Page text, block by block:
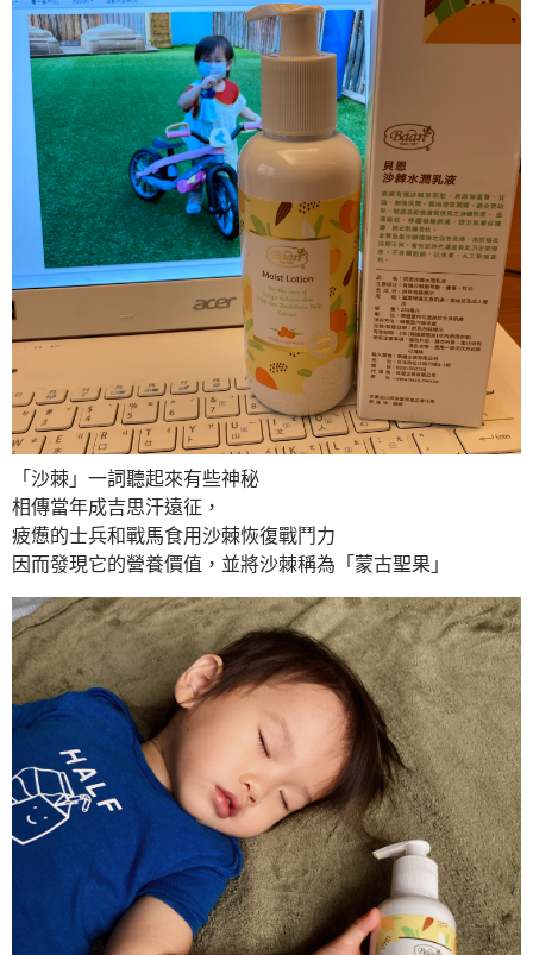
「沙棘」一詞聽起來有些神秘
相傳當年成吉思汗遠征，
疲憊的士兵和戰馬食用沙棘恢復戰鬥力
因而發現它的營養價值，並將沙棘稱為「蒙古聖果」